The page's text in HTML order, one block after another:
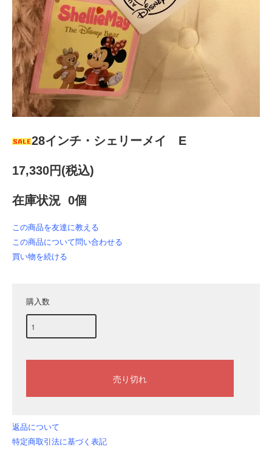
28インチ・シェリーメイ E
17,330円(税込)
在庫状況 0個
この商品を友達に教える
この商品について問い合わせる
買い物を続ける
購入数
返品について
特定商取引法に基づく表記